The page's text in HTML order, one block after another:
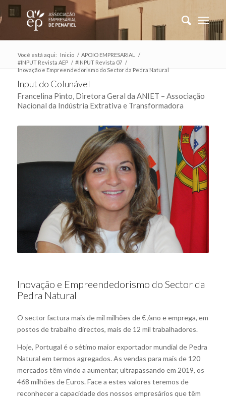
Você está aqui: Inicio / APOIO EMPRESARIAL
/
#INPUT Revista AEP / #INPUT Revista 07 /
Inovação e Empreendedorismo do Sector da Pedra Natural
Input do Colunável
Francelina Pinto, Diretora Geral da ANIET – Associação
Nacional da Indústria Extrativa e Transformadora
Inovação e Empreendedorismo do Sector da
Pedra Natural
O sector factura mais de mil milhões de € /ano e emprega, em
postos de trabalho directos, mais de 12 mil trabalhadores.
Hoje, Portugal é o sétimo maior exportador mundial de Pedra
Natural em termos agregados. As vendas para mais de 120
mercados têm vindo a aumentar, ultrapassando em 2019, os
468 milhões de Euros. Face a estes valores teremos de
reconhecer a capacidade dos nossos empresários que têm